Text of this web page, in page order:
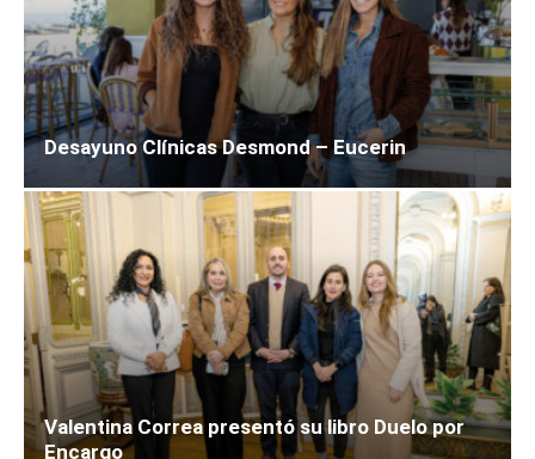
Desayuno Clínicas Desmond – Eucerin
Valentina Correa presentó su libro Duelo por
Encargo